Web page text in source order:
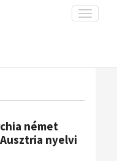
Toggle
megszilárdulása
német
nyelvi